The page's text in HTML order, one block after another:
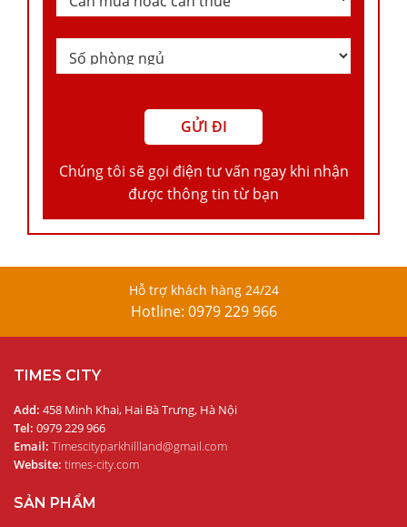
Chúng tôi sẽ gọi điện tư vấn ngay khi nhận
được thông tin từ bạn
Hỗ trợ khách hàng 24/24
Hotline: 0979 229 966
TIMES CITY
Add: 458 Minh Khai, Hai Bà Trưng, Hà Nội
Tel: 0979 229 966
Email: Timescityparkhillland@gmail.com
Website: times-city.com
SẢN PHẨM